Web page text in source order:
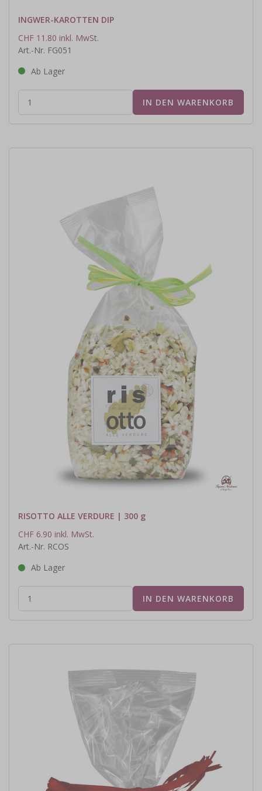
INGWER-KAROTTEN DIP
CHF 11.80 inkl. MwSt.
Art.-Nr. FG051
Ab Lager
RISOTTO ALLE VERDURE | 300 g
CHF 6.90 inkl. MwSt.
Art.-Nr. RCOS
Ab Lager